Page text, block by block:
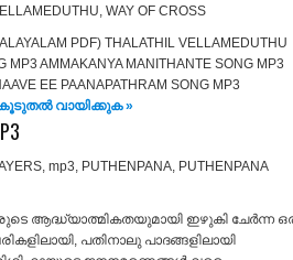
, WAY OF CROSS
PDF) THALATHIL VELLAMEDUTHU
MP3 AMMAKANYA MANITHANTE SONG MP3
EE PAANAPATHRAM SONG MP3
വായിക്കുക »
, mp3, PUTHENPANA, PUTHENPANA
ആദ്ധ്യാത്മികതയുമായി ഇഴുകി ചേര്‍ന്ന
പതിനാലു പാദങ്ങളിലായി